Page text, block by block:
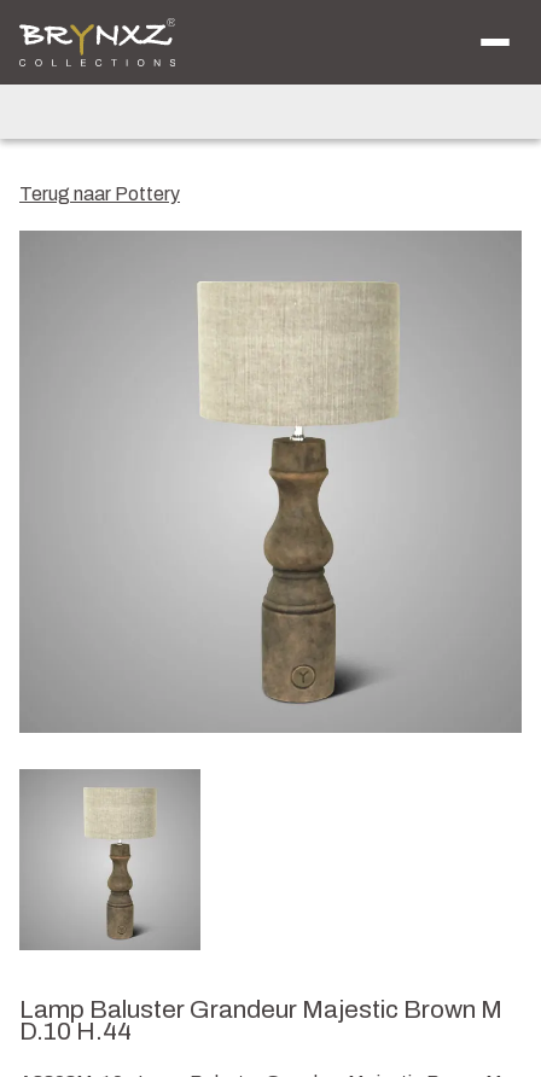
Over ons
Catalogus
Collecties
Ancient Clay
Verkooplocaties
Terug naar Pottery
Lamp Baluster Grandeur Majestic Brown M
D.10 H.44